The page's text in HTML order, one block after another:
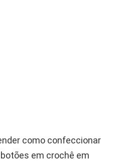
como confeccionar
em crochê em